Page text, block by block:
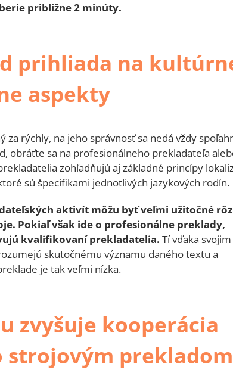
približne 2 minúty.
prihliada na
aspekty
za rýchly, na jeho správnosť sa nedá vždy
obráťte sa na profesionálneho prekladateľa
zohľadňujú aj základné princípy
sú špecifikami jednotlivých jazykových rodín.
aktivít môžu byť veľmi užitočné
Pokiaľ však ide o profesionálne preklady,
kvalifikovaní prekladatelia. Tí vďaka svojim
skutočnému významu daného textu a
je tak veľmi nízka.
zvyšuje kooperácia
strojovým prekladom